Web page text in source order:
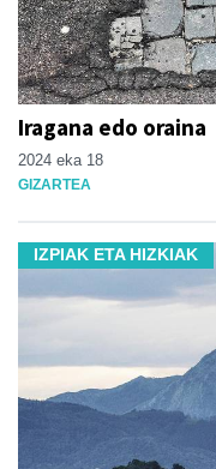
Iragana edo oraina
2024 eka 18
GIZARTEA
IZPIAK ETA HIZKIAK